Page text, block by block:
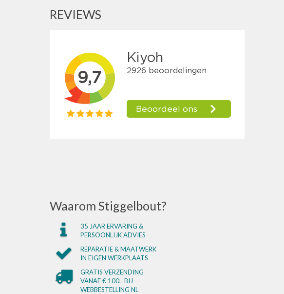
REVIEWS
Waarom Stiggelbout?
35 JAAR ERVARING &
PERSOONLIJK ADVIES
REPARATIE & MAATWERK
IN EIGEN WERKPLAATS
GRATIS VERZENDING
VANAF € 100,- BIJ
WEBBESTELLING NL